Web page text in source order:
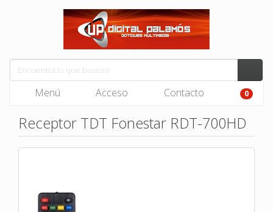
Menú Acceso Contacto 0
Receptor TDT Fonestar RDT-700HD